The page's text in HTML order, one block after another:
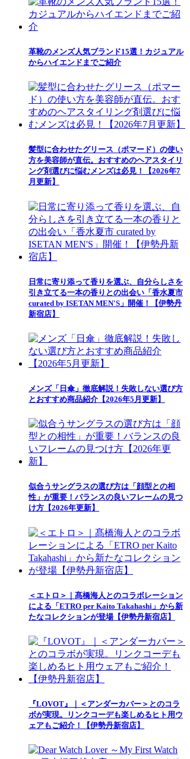
革靴のメンズ人気ブランド15選！カジュアル
からハイエンドまでご紹介
髪型に合わせたグリース（ポマード）の使い
方を美容師が直伝。おすすめのヘアスタイリ
ング剤選びに悩むメンズは必見！【2026年7
月更新】
日常に寄り添って香りを選ぶ、自分らしさを
引き立てる一本の香りとの出会い「香水夏市
curated by ISETAN MEN'S」開催！【伊勢丹
新宿店】
メンズ「日傘」徹底解説！失敗しない選び方
とおすすめ商品紹介【2026年5月更新】
似合うサングラスの選び方は「顔型との相
性」が重要！バランスの良いフレームの見つ
け方【2026年更新】
＜エトロ＞｜髙橋海人とのコラボレーション
による「ETRO per Kaito Takahashi」から新
たなコレクションが登場【伊勢丹新宿店】
『LOVOT』｜＜アンダーカバー＞とのコラ
ボが実現。リンクコーデも楽しめるヒト用ウ
ェアもご紹介！【伊勢丹新宿店】